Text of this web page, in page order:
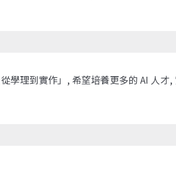
理到實作」, 希望培養更多的 AI 人才,